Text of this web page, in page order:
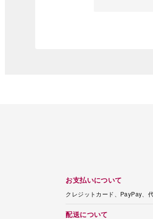
お支払いについて
クレジットカード、PayPay、
配送について